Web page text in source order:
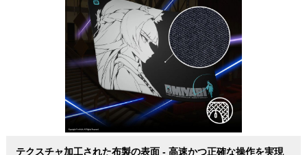
テクスチャ加工された布製の表面 - 高速かつ正確な操作を実現